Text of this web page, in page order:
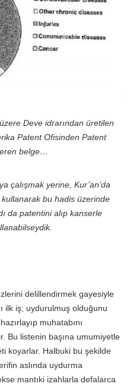
Deve idrarından üretilen
Patent Ofisinden Patent
belge…
çalışmak yerine, Kur’an’da
kullanarak bu hadis üzerinde
da patentini alıp kanserle
delillendirmek gayesiyle
ilk iş; uydurulmuş olduğunu
muhatabını
Bu listenin başına umumiyetle
koyarlar. Halbuki bu şekilde
aslında uydurma
mantıki izahlarla defalarca